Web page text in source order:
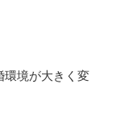
環境が大きく変